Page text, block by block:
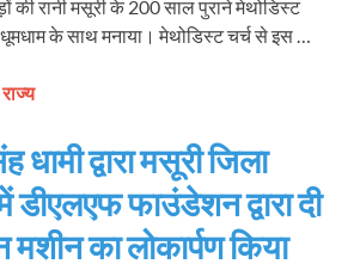
की रानी मसूरी के 200 साल पुराने मेथोडिस्ट
के साथ मनाया। मेथोडिस्ट चर्च से इस …
राज्य
द्वारा मसूरी जिला
डीएलएफ फाउंडेशन द्वारा दी
का लोकार्पण किया